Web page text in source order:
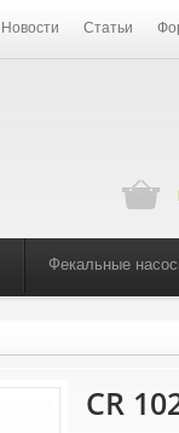
Новости Статьи
Фекальные
CR